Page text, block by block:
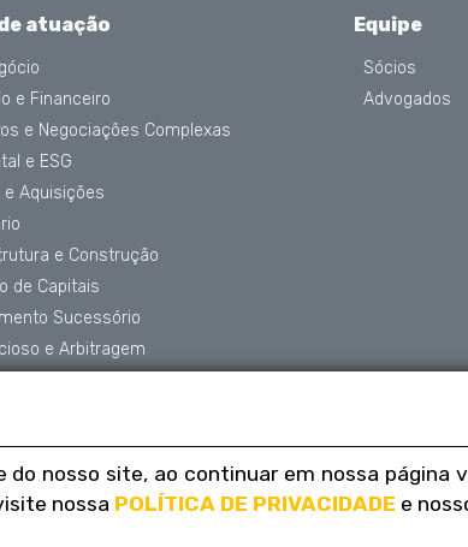
atuação
e Financeiro
e Negociações Complexas
e ESG
e Aquisições
e Construção
de Capitais
Sucessório
e Arbitragem
Equipe
Sócios
Advogados
do nosso site, ao continuar em nossa
nossa POLÍTICA DE PRIVACIDADE e